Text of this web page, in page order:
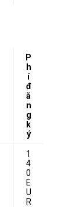
P
h
í
đ
ă
n
g
k
ý
1
4
0
E
U
R